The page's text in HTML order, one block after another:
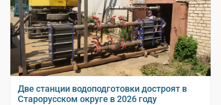
Две станции водоподготовки достроят в
Старорусском округе в 2026 году